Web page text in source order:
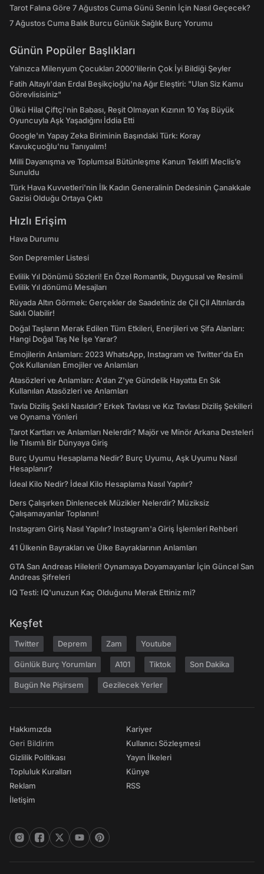
Tarot Falına Göre 7 Ağustos Cuma Günü Senin İçin Nasıl Geçecek?
7 Ağustos Cuma Balık Burcu Günlük Sağlık Burç Yorumu
Günün Popüler Başlıkları
Yalnızca Milenyum Çocukları 2000'lilerin Çok İyi Bildiği Şeyler
Fatih Altaylı'dan Erdal Beşikçioğlu'na Ağır Eleştiri: "Ulan Siz Kamu
Görevlisisiniz"
Ülkü Hilal Çiftçi'nin Babası, Reşit Olmayan Kızının 10 Yaş Büyük
Oyuncuyla Aşk Yaşadığını İddia Etti
Google'ın Yapay Zeka Biriminin Başındaki Türk: Koray
Kavukçuoğlu'nu Tanıyalım!
Milli Dayanışma ve Toplumsal Bütünleşme Kanun Teklifi Meclis’e
Sunuldu
Türk Hava Kuvvetleri'nin İlk Kadın Generalinin Dedesinin Çanakkale
Gazisi Olduğu Ortaya Çıktı
Hızlı Erişim
Hava Durumu
Son Depremler Listesi
Evlilik Yıl Dönümü Sözleri! En Özel Romantik, Duygusal ve Resimli
Evlilik Yıl dönümü Mesajları
Rüyada Altın Görmek: Gerçekler de Saadetiniz de Çil Çil Altınlarda
Saklı Olabilir!
Doğal Taşların Merak Edilen Tüm Etkileri, Enerjileri ve Şifa Alanları:
Hangi Doğal Taş Ne İşe Yarar?
Emojilerin Anlamları: 2023 WhatsApp, Instagram ve Twitter'da En
Çok Kullanılan Emojiler ve Anlamları
Atasözleri ve Anlamları: A'dan Z'ye Gündelik Hayatta En Sık
Kullanılan Atasözleri ve Anlamları
Tavla Diziliş Şekli Nasıldır? Erkek Tavlası ve Kız Tavlası Diziliş Şekilleri
ve Oynama Yönleri
Tarot Kartları ve Anlamları Nelerdir? Majör ve Minör Arkana Desteleri
İle Tılsımlı Bir Dünyaya Giriş
Burç Uyumu Hesaplama Nedir? Burç Uyumu, Aşk Uyumu Nasıl
Hesaplanır?
İdeal Kilo Nedir? İdeal Kilo Hesaplama Nasıl Yapılır?
Ders Çalışırken Dinlenecek Müzikler Nelerdir? Müziksiz
Çalışamayanlar Toplanın!
Instagram Giriş Nasıl Yapılır? Instagram'a Giriş İşlemleri Rehberi
41 Ülkenin Bayrakları ve Ülke Bayraklarının Anlamları
GTA San Andreas Hileleri! Oynamaya Doyamayanlar İçin Güncel San
Andreas Şifreleri
IQ Testi: IQ'unuzun Kaç Olduğunu Merak Ettiniz mi?
Keşfet
Twitter Deprem Zam Youtube
Günlük Burç Yorumları A101 Tiktok Son Dakika
Bugün Ne Pişirsem Gezilecek Yerler
Hakkımızda
Geri Bildirim
Gizlilik Politikası
Topluluk Kuralları
Reklam
İletişim
Kariyer
Kullanıcı Sözleşmesi
Yayın İlkeleri
Künye
RSS